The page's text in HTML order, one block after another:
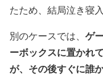
たため、結局泣き寝
別のケースでは、 ゲ
ーボックスに置かれ
が、その後すぐに誰